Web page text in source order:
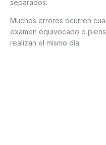
separados.
Muchos errores ocurren
examen equivocado o
realizan el mismo día.